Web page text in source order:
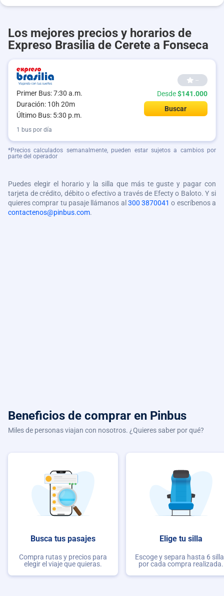
Los mejores precios y horarios de
Expreso Brasilia de Cerete a Fonseca
Primer Bus: 7:30 a.m.
Duración: 10h 20m
Último Bus: 5:30 p.m.
--
Desde$141.000
Buscar
1 bus por día
*Precios calculados semanalmente, pueden estar sujetos a cambios por
parte del operador
Puedes elegir el horario y la silla que más te guste y pagar con
tarjeta de crédito, débito o efectivo a través de Efecty o Baloto. Y si
quieres comprar tu pasaje llámanos al 300 3870041 o escríbenos a
contactenos@pinbus.com.
Beneficios de comprar en Pinbus
Miles de personas viajan con nosotros. ¿Quieres saber por qué?
Busca tus pasajes
Compra rutas y precios para
elegir el viaje que quieras.
Elige tu silla
Escoge y separa hasta 6
por cada compra realizada.